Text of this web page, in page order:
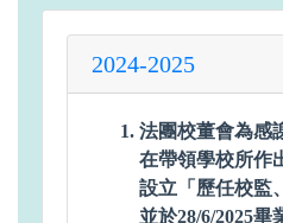
2024-2025
法團校董會為感
在帶領學校所作
設立「歷任校監
並於28/6/2025